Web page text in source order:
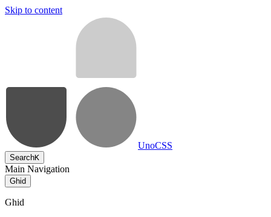
Skip to content
UnoCSS
SearchK
Main Navigation
Ghid
Ghid